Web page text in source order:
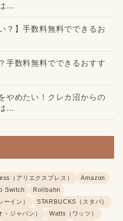
…
？】手数料無料でできるお
手数料無料でできるおすす
やめたい！クレカ沼からの
…
（アリエクスプレス）
Amazon
Switch
Rollbahn
イン）
STARBUCKS（スタバ）
ジャパン）
Watts（ワッツ）